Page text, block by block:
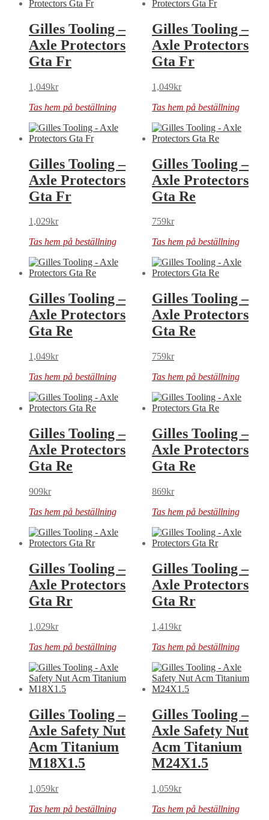
Gilles Tooling –
Axle Protectors
Gta Fr
1,049kr
Tas hem på beställning
Gilles Tooling –
Axle Protectors
Gta Fr
1,049kr
Tas hem på beställning
Gilles Tooling –
Axle Protectors
Gta Fr
1,029kr
Tas hem på beställning
Gilles Tooling –
Axle Protectors
Gta Re
759kr
Tas hem på beställning
Gilles Tooling –
Axle Protectors
Gta Re
1,049kr
Tas hem på beställning
Gilles Tooling –
Axle Protectors
Gta Re
759kr
Tas hem på beställning
Gilles Tooling –
Axle Protectors
Gta Re
909kr
Tas hem på beställning
Gilles Tooling –
Axle Protectors
Gta Re
869kr
Tas hem på beställning
Gilles Tooling –
Axle Protectors
Gta Rr
1,029kr
Tas hem på beställning
Gilles Tooling –
Axle Protectors
Gta Rr
1,419kr
Tas hem på beställning
Gilles Tooling –
Axle Safety Nut
Acm Titanium
M18X1.5
1,059kr
Tas hem på beställning
Gilles Tooling –
Axle Safety Nut
Acm Titanium
M24X1.5
1,059kr
Tas hem på beställning